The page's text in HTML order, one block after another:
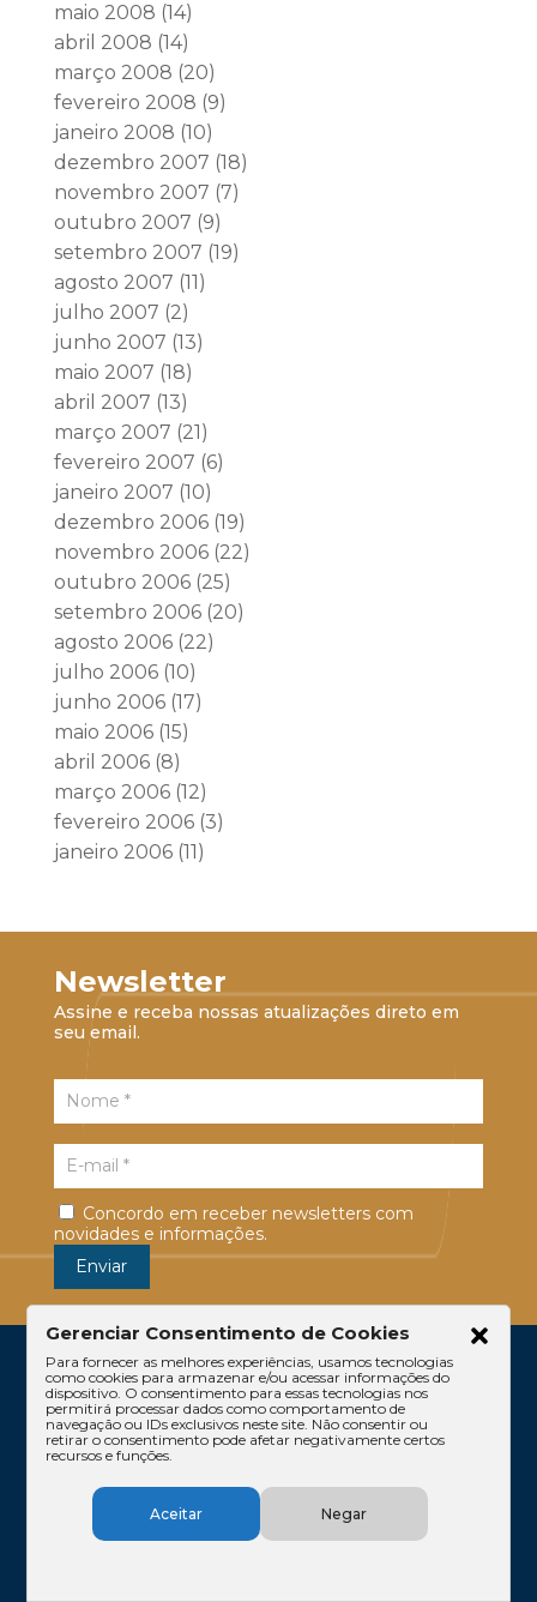
maio 2008 (14)
abril 2008 (14)
março 2008 (20)
fevereiro 2008 (9)
janeiro 2008 (10)
dezembro 2007 (18)
novembro 2007 (7)
outubro 2007 (9)
setembro 2007 (19)
agosto 2007 (11)
julho 2007 (2)
junho 2007 (13)
maio 2007 (18)
abril 2007 (13)
março 2007 (21)
fevereiro 2007 (6)
janeiro 2007 (10)
dezembro 2006(19)
novembro 2006(22)
outubro 2006(25)
setembro 2006(20)
agosto 2006(22)
julho 2006(10)
junho 2006(17)
maio 2006(15)
abril 2006(8)
março 2006(12)
fevereiro 2006(3)
janeiro 2006(11)
Newsletter
Assine e receba nossas atualizações direto em
seu email.
Concordo em receber newsletters com
novidades e informações.
Escritório
Equipe
Conteúdos
Contato
Código de Ética
Gerenciar Consentimento de Cookies
Para fornecer as melhores experiências, usamos tecnologias
como cookies para armazenar e/ou acessar informações do
dispositivo. O consentimento para essas tecnologias nos
permitirá processar dados como comportamento de
navegação ou IDs exclusivos neste site. Não consentir ou
retirar o consentimento pode afetar negativamente certos
recursos e funções.
Aceitar Negar